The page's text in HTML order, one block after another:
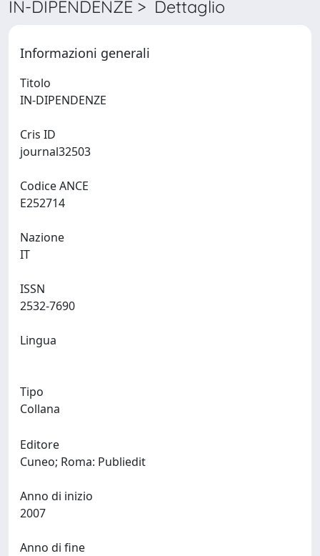
IN-DIPENDENZE > Dettaglio
Informazioni generali
Titolo
Cris ID
Codice ANCE
Nazione
ISSN
Lingua
Tipo
Collana
Editore
Anno di inizio
Anno di fine